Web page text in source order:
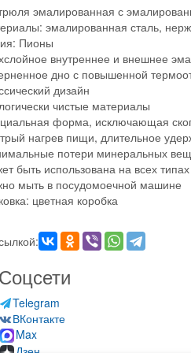
эмалированная с
эмалированная сталь,
Пионы
внутреннее и внешнее
дно с повышенной
дизайн
чистые материалы
форма, исключающая
нагрев пищи, длительное
потери минеральных
быть использована на всех
мыть в посудомоечной машине
цветная коробка
Соцсети
Telegram
ВКонтакте
Max